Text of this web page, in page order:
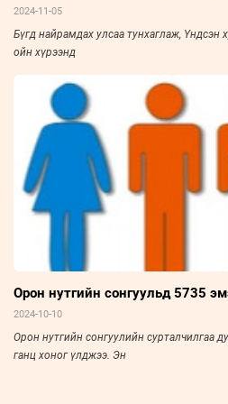
2024-11-05
Бүгд найрамдах улсаа тунхаглаж,
ойн хүрээнд
Орон нутгийн сонгуульд 5735
2024-10-10
Орон нутгийн сонгуулийн сурталчилгаа
ганц хоног үлджээ. Эн